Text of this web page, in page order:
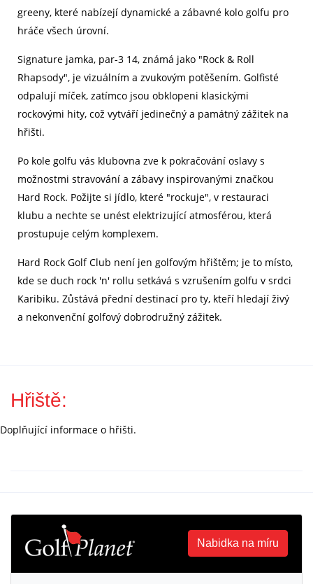
greeny, které nabízejí dynamické a zábavné kolo golfu pro
hráče všech úrovní.
Signature jamka, par-3 14, známá jako "Rock & Roll
Rhapsody", je vizuálním a zvukovým potěšením. Golfisté
odpalují míček, zatímco jsou obklopeni klasickými
rockovými hity, což vytváří jedinečný a památný zážitek na
hřišti.
Po kole golfu vás klubovna zve k pokračování oslavy s
možnostmi stravování a zábavy inspirovanými značkou
Hard Rock. Požijte si jídlo, které "rockuje", v restauraci
klubu a nechte se unést elektrizující atmosférou, která
prostupuje celým komplexem.
Hard Rock Golf Club není jen golfovým hřištěm; je to místo,
kde se duch rock 'n' rollu setkává s vzrušením golfu v srdci
Karibiku. Zůstává přední destinací pro ty, kteří hledají živý
a nekonvenční golfový dobrodružný zážitek.
Hřiště:
Doplňující informace o hřišti.
Nabidka na míru